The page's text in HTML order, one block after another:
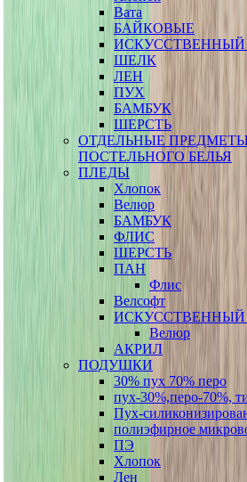
Вата
БАЙКОВЫЕ
ШЕЛК
ЛЕН
ПУХ
БАМБУК
ШЕРСТЬ
ОТДЕЛЬНЫЕ
ПОСТЕЛЬНОГО БЕЛЬЯ
ПЛЕДЫ
Хлопок
Велюр
БАМБУК
ФЛИС
ШЕРСТЬ
ПАН
Флис
Велсофт
Велюр
АКРИЛ
ПОДУШКИ
30% пух 70% перо
пух-30%,перо-70%,
Пух-
полиэфирное
ПЭ
Хлопок
Лен